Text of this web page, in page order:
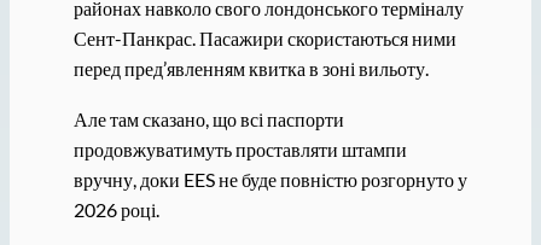
районах навколо свого лондонського терміналу
Сент-Панкрас. Пасажири скористаються ними
перед пред’явленням квитка в зоні вильоту.
Але там сказано, що всі паспорти
продовжуватимуть проставляти штампи
вручну, доки EES не буде повністю розгорнуто у
2026 році.